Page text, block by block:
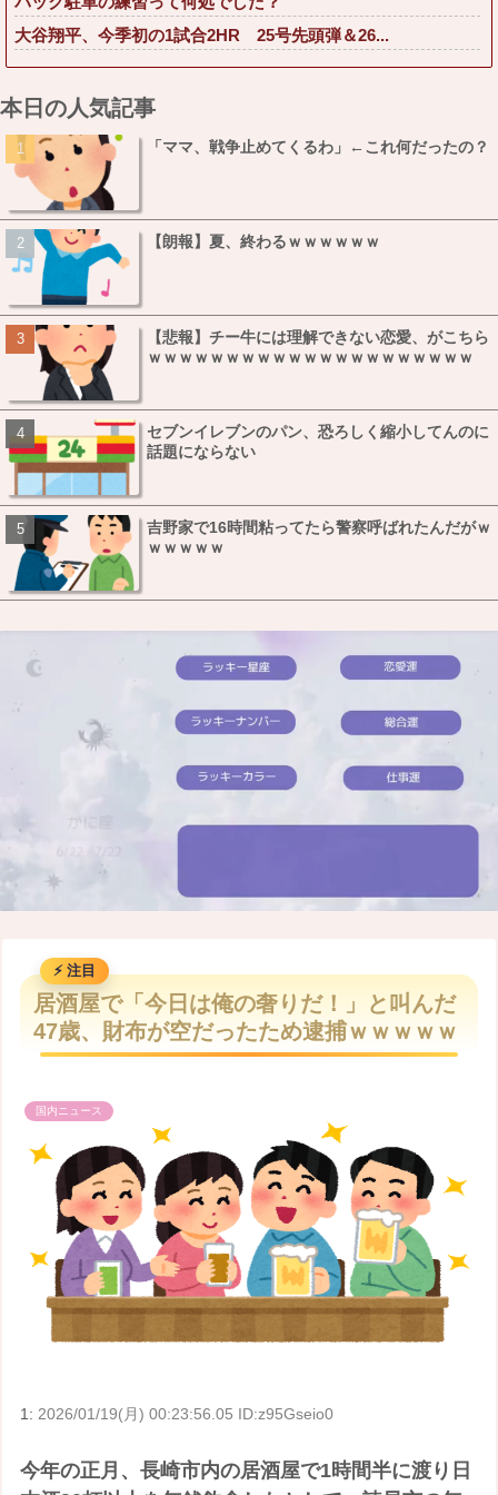
大谷翔平、今季初の1試合2HR 25号先頭弾＆26...
本日の人気記事
「ママ、戦争止めてくるわ」←これ何だったの？
【朗報】夏、終わるｗｗｗｗｗｗ
【悲報】チー牛には理解できない恋愛、がこちら
ｗｗｗｗｗｗｗｗｗｗｗｗｗｗｗｗｗｗｗｗｗ
セブンイレブンのパン、恐ろしく縮小してんのに
話題にならない
吉野家で16時間粘ってたら警察呼ばれたんだがｗ
ｗｗｗｗｗ
M
u
t
e
居酒屋で「今日は俺の奢りだ！」と叫んだ
47歳、財布が空だったため逮捕ｗｗｗｗｗ
国内ニュース
1: 2026/01/19(月) 00:23:56.05 ID:z95Gseio0
今年の正月、長崎市内の居酒屋で1時間半に渡り日